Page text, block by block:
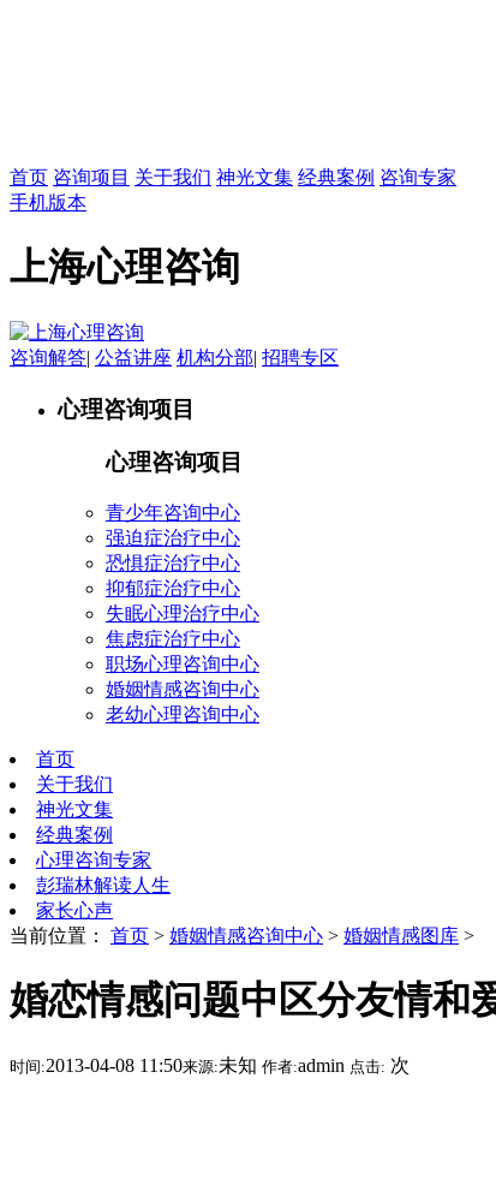
首页 咨询项目 关于我们 神光文集 经典案例 咨询专家
手机版本
上海心理咨询
咨询解答| 公益讲座 机构分部| 招聘专区
心理咨询项目
心理咨询项目
青少年咨询中心
强迫症治疗中心
恐惧症治疗中心
抑郁症治疗中心
失眠心理治疗中心
焦虑症治疗中心
职场心理咨询中心
婚姻情感咨询中心
老幼心理咨询中心
首页
关于我们
神光文集
经典案例
心理咨询专家
彭瑞林解读人生
家长心声
当前位置： 首页 > 婚姻情感咨询中心 > 婚姻情感图库 >
婚恋情感问题中区分友情和
时间:2013-04-08 11:50来源:未知 作者:admin 点击: 次